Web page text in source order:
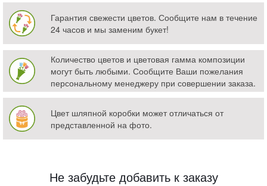
Гарантия свежести цветов. Сообщите нам в течение
24 часов и мы заменим букет!
Количество цветов и цветовая гамма композиции
могут быть любыми. Сообщите Ваши пожелания
персональному менеджеру при совершении заказа.
Цвет шляпной коробки может отличаться от
представленной на фото.
Не забудьте добавить к заказу